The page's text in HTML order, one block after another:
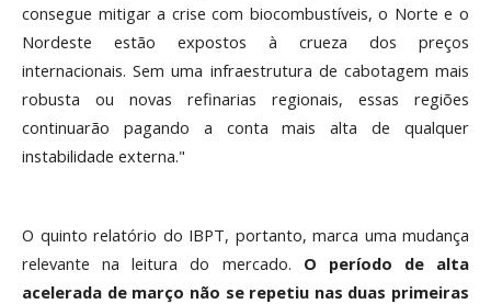
consegue mitigar a crise com biocombustíveis, o Norte e o
Nordeste estão expostos à crueza dos preços
internacionais. Sem uma infraestrutura de cabotagem mais
robusta ou novas refinarias regionais, essas regiões
continuarão pagando a conta mais alta de qualquer
instabilidade externa."
O quinto relatório do IBPT, portanto, marca uma mudança
relevante na leitura do mercado. O período de alta
acelerada de março não se repetiu nas duas primeiras